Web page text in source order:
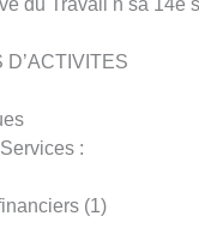
:
(1)